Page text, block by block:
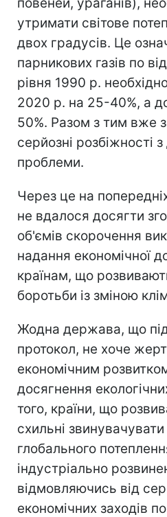
утримати світове
двох градусів. Це
парникових газів по
рівня 1990 р.
2020 р. на 25-40%, а
50%. Разом з тим вже
серйозні розбіжності з
проблеми.
Через це на
не вдалося досягти
об'ємів скорочення
надання економічної
країнам, що
боротьби із зміною
Жодна держава, що
протокол, не хоче
економічним
досягнення
того, країни, що
схильні
глобального
індустріально
відмовляючись від
економічних заходів